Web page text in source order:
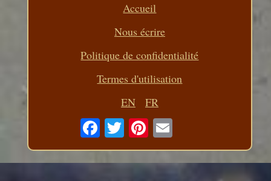
Accueil
Nous écrire
Politique de confidentialité
Termes d'utilisation
EN
FR